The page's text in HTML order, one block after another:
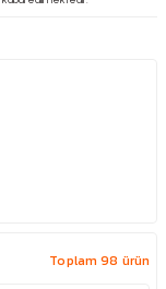
Toplam 98 ürün